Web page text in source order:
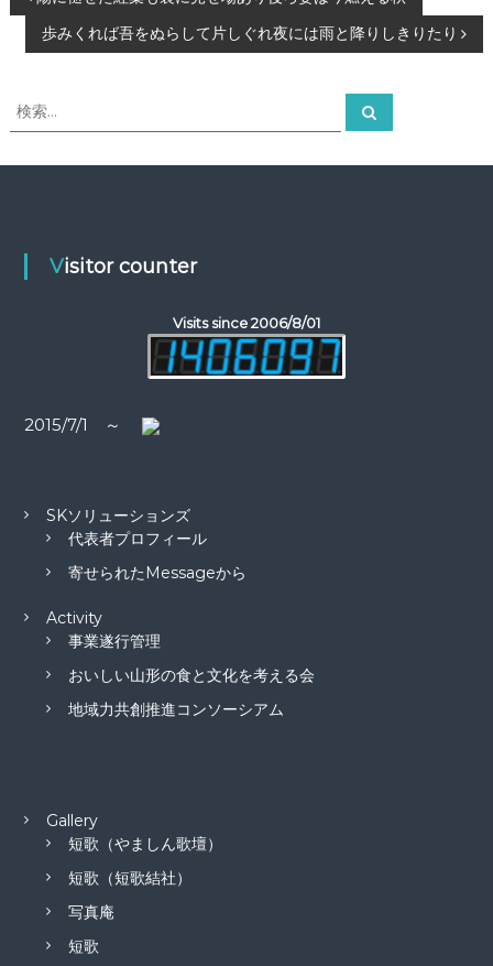
稿
ナ
ー
歩みくれば吾をぬらして片しぐれ夜には雨と降りしきりたり
検
索
象
検
索
Visitor counter
Visits since 2006/8/01
2015/7/1 ～
SKソリューションズ
代表者プロフィール
寄せられたMessageから
Activity
事業遂行管理
おいしい山形の食と文化を考える会
地域力共創推進コンソーシアム
Gallery
短歌（やましん歌壇）
短歌（短歌結社）
写真庵
短歌